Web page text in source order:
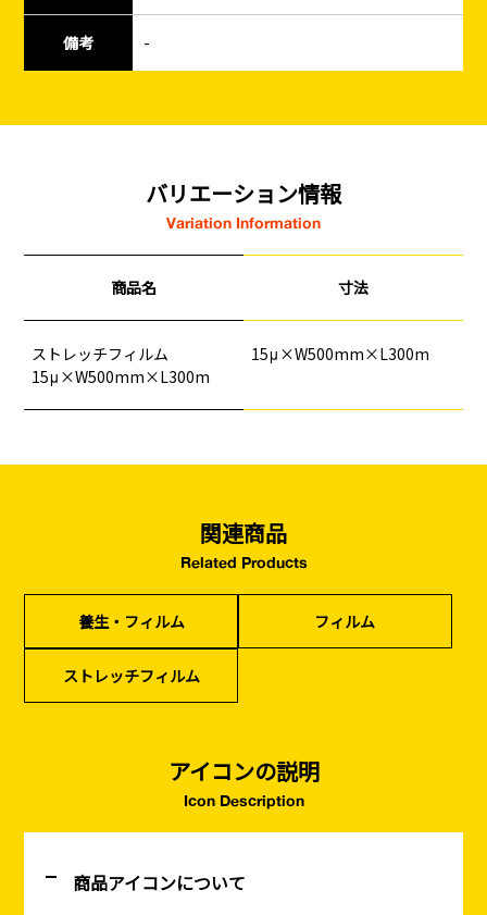
釘 ロープ・チェーン シート・ネット ビス
フレコン・袋物 養生・フィルム
仮設資材 現場用品・保安用品 建築金物・建築資材
カタログダウンロード
建てる（建築）
（型枠工事）
仮説・バリケード
イベント設置・
バリケード（保安）
災害、台風対策
・復旧貢献
季節商材
備考 -
バリエーション情報
Variation Information
商品名 寸法
ストレッチフィルム
15μ×W500mm×L300m
15μ×W500mm×L300m
関連商品
Related Products
養生・フィルム フィルム
ストレッチフィルム
アイコンの説明
Icon Description
商品アイコンについて